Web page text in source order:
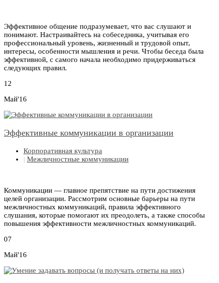
Эффективное общение подразумевает, что вас слушают и
понимают. Настраивайтесь на собеседника, учитывая его
профессиональный уровень, жизненный и трудовой опыт,
интересы, особенности мышления и речи. Чтобы беседа была
эффективной, с самого начала необходимо придерживаться
следующих правил.
12
Май'16
Эффективные коммуникации в организации
Корпоративная культура
| Межличностные коммуникации
Коммуникации — главное препятствие на пути достижения
целей организации. Рассмотрим основные барьеры на пути
межличностных коммуникаций, правила эффективного
слушания, которые помогают их преодолеть, а также способы
повышения эффективности межличностных коммуникаций.
07
Май'16